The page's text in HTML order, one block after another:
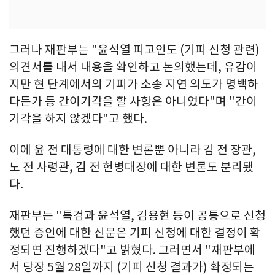
그러나 재판부는 "윤석열 피고인도 (기피 신청 관련)
의견서를 내서 내용을 확인하고 논의했는데, 유감이
지만 현 단계에서의 기피가 소송 지연 의도가 명백하
다든가 등 간이기각을 할 사항은 아니었다"며 "간이
기각을 하지 않겠다"고 했다.
이에 윤 전 대통령에 대한 변론뿐 아니라 김 전 장관,
노 전 사령관, 김 전 헌병대장에 대한 변론도 분리됐
다.
재판부는 "특검과 윤석열, 김용현 등이 공통으로 신청
했던 증인에 대한 신문은 기피 신청에 대한 결정이 확
정되면 진행하겠다"고 밝혔다. 그러면서 "재판부에
서 당장 5월 28일까지 (기피 신청 결과가) 확정되는